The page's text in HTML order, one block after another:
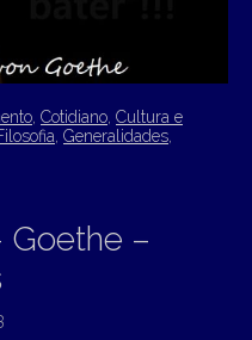
Cotidiano Cultura e
Generalidades
Goethe –